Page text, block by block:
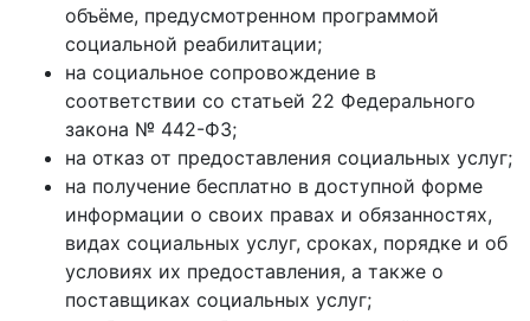
объёме, предусмотренном программой
социальной реабилитации;
на социальное сопровождение в
соответствии со статьей 22 Федерального
закона № 442-ФЗ;
на отказ от предоставления социальных услуг;
на получение бесплатно в доступной форме
информации о своих правах и обязанностях,
видах социальных услуг, сроках, порядке и об
условиях их предоставления, а также о
поставщиках социальных услуг;